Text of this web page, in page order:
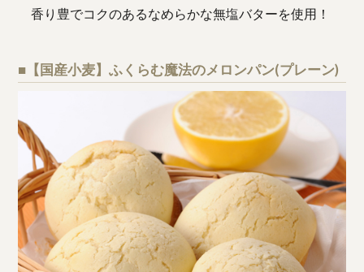
香り豊でコクのあるなめらかな無塩バターを使用！
■【国産小麦】ふくらむ魔法のメロンパン(プレーン)